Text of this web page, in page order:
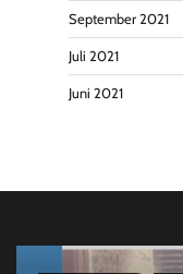
September 2021
Juli 2021
Juni 2021